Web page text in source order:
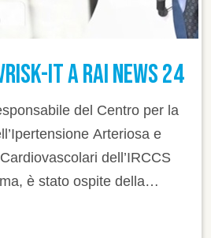
IT A RAI NEWS 24
del Centro per la
Arteriosa e
dell’IRCCS
è stato ospite della
Rai News 24 dedicata ai